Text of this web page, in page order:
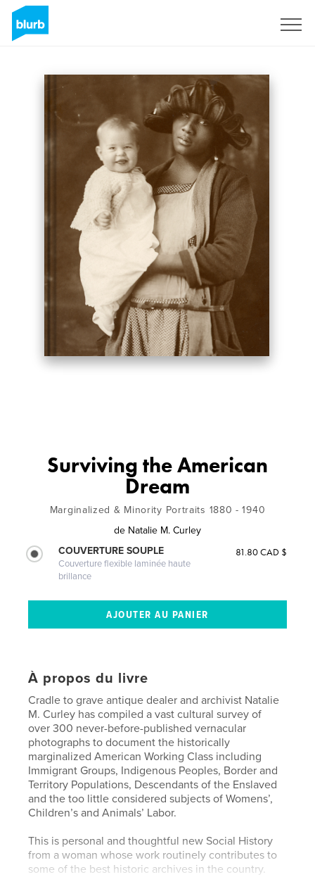
Surviving the American
Dream
Marginalized & Minority Portraits 1880 - 1940
de Natalie M. Curley
COUVERTURE SOUPLE
Couverture flexible laminée haute
brillance
81.80 CAD $
À propos du livre
Cradle to grave antique dealer and archivist Natalie
M. Curley has compiled a vast cultural survey of
over 300 never-before-published vernacular
photographs to document the historically
marginalized American Working Class including
Immigrant Groups, Indigenous Peoples, Border and
Territory Populations, Descendants of the Enslaved
and the too little considered subjects of Womens’,
Children’s and Animals’ Labor.
This is personal and thoughtful new Social History
from a woman whose work routinely contributes to
some of the best historic archives in the country.